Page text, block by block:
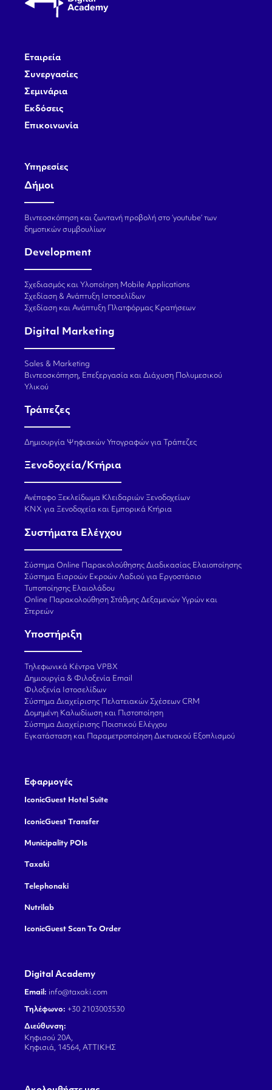
Εταιρεία
Συνεργασίες
Σεμινάρια
Εκδόσεις
Επικοινωνία
Υπηρεσίες
Δήμοι
Βιντεοσκόπηση και ζωντανή προβολή στο ‘youtube’ των
δημοτικών συμβουλίων
Development
Σχεδιασμός και Υλοποίηση Mobile Applications
Σχεδίαση & Ανάπτυξη Ιστοσελίδων
Σχεδίαση και Ανάπτυξη Πλατφόρμας Κρατήσεων
Digital Marketing
Sales & Marketing
Βιντεοσκόπηση, Επεξεργασία και Διάχυση Πολυμεσικού
Υλικού
Τράπεζες
Δημιουργία Ψηφιακών Υπογραφών για Τράπεζες
Ξενοδοχεία/Κτήρια
Ανέπαφο Ξεκλείδωμα Κλειδαριών Ξενοδοχείων
KNX για Ξενοδοχεία και Εμπορικά Κτήρια
Συστήματα Ελέγχου
Σύστημα Online Παρακολούθησης Διαδικασίας Ελαιοποίησης
Σύστημα Εισροών Εκροών Λαδιού για Εργοστάσιο
Τυποποίησης Ελαιολάδου
Online Παρακολούθηση Στάθμης Δεξαμενών Υγρών και
Στερεών
Υποστήριξη
Τηλεφωνικά Κέντρα VPBX
Δημιουργία & Φιλοξενία Email
Φιλοξενία Ιστοσελίδων
Σύστημα Διαχείρισης Πελατειακών Σχέσεων CRM
Δομημένη Καλωδίωση και Πιστοποίηση
Σύστημα Διαχείρισης Ποιοτικού Ελέγχου
Εγκατάσταση και Παραμετροποίηση Δικτυακού Εξοπλισμού
Εφαρμογές
IconicGuest Hotel Suite
IconicGuest Transfer
Municipality POIs
Taxaki
Telephonaki
Nutrilab
IconicGuest Scan To Order
Digital Academy
Email: info@taxaki.com
Τηλέφωνο: +30 2103003530
Διεύθυνση:
Κηφισού 20Α,
Κηφισιά, 14564, ΑΤΤΙΚΗΣ